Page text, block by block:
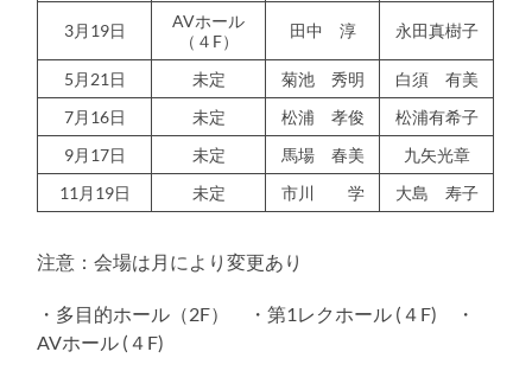
3月19日
AVホール
（４F）
田中 淳 永田真樹子
5月21日 未定 菊池 秀明
白須 有美
7月16日
未定 松浦 孝俊
松浦有希子
9月17日
未定 馬場 春美
九矢光章
11月19日
未定 市川 学 大島 寿子
注意：会場は月により変更あり
・多目的ホール（2F） ・第1レクホール (４F) ・
AVホール (４F)